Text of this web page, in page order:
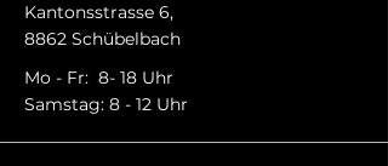
Kantonsstrasse 6,
8862 Schübelbach
Mo - Fr: 8- 18 Uhr
Samstag: 8 - 12 Uhr